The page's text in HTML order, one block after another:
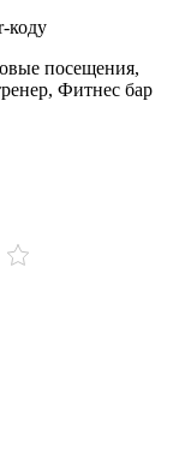
коду
посещения,
Фитнес бар